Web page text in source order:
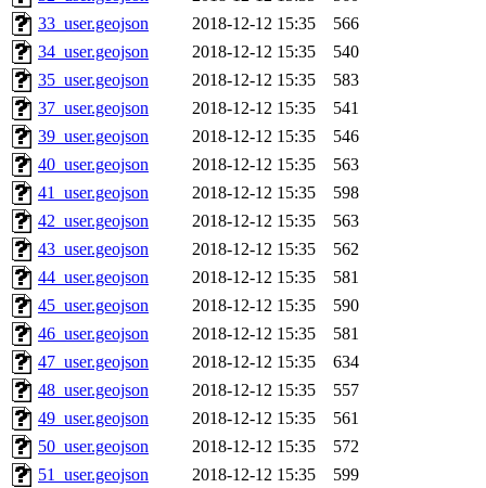
33_user.geojson
2018-12-12 15:35
566
34_user.geojson
2018-12-12 15:35
540
35_user.geojson
2018-12-12 15:35
583
37_user.geojson
2018-12-12 15:35
541
39_user.geojson
2018-12-12 15:35
546
40_user.geojson
2018-12-12 15:35
563
41_user.geojson
2018-12-12 15:35
598
42_user.geojson
2018-12-12 15:35
563
43_user.geojson
2018-12-12 15:35
562
44_user.geojson
2018-12-12 15:35
581
45_user.geojson
2018-12-12 15:35
590
46_user.geojson
2018-12-12 15:35
581
47_user.geojson
2018-12-12 15:35
634
48_user.geojson
2018-12-12 15:35
557
49_user.geojson
2018-12-12 15:35
561
50_user.geojson
2018-12-12 15:35
572
51_user.geojson
2018-12-12 15:35
599